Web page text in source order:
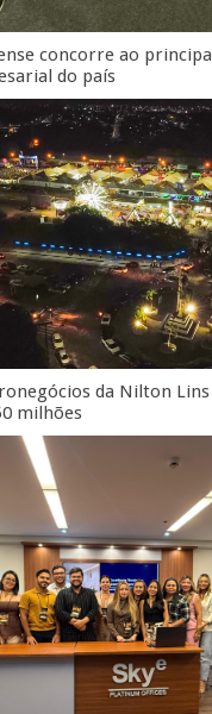
concorre ao
do país
da Nilton
milhões